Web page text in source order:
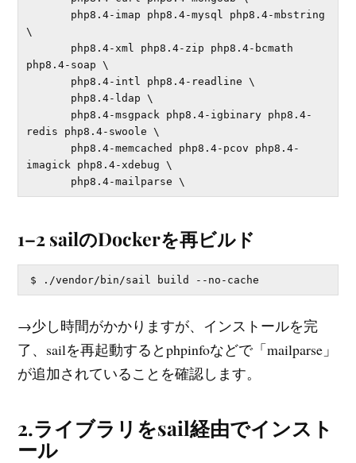
\
php8.4-soap \
redis php8.4-swoole \
imagick php8.4-xdebug \
1–2 sailのDockerを再ビルド
→少し時間がかかりますが、インストールを完
了、sailを再起動するとphpinfoなどで「mailparse」
が追加されていることを確認します。
2.ライブラリをsail経由でインスト
ール